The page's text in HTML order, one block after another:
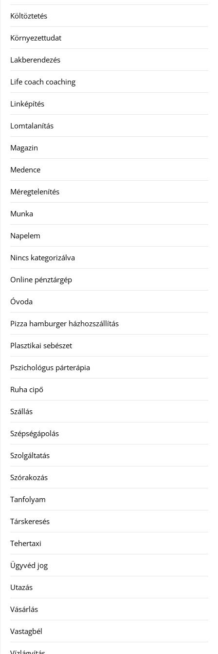
Költöztetés
Környezettudat
Lakberendezés
Life coach coaching
Linképítés
Lomtalanítás
Magazin
Medence
Méregtelenítés
Munka
Napelem
Nincs kategorizálva
Online pénztárgép
Óvoda
Pizza hamburger házhozszállítás
Plasztikai sebészet
Pszichológus párterápia
Ruha cipő
Szállás
Szépségápolás
Szolgáltatás
Szórakozás
Tanfolyam
Társkeresés
Tehertaxi
Ügyvéd jog
Utazás
Vásárlás
Vastagbél